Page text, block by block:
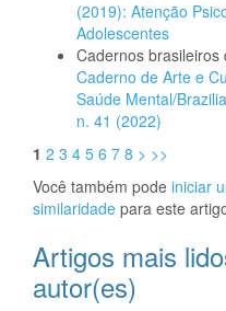
(2019): Atenção
Adolescentes
Cadernos brasileiros
Caderno de Arte e
Saúde Mental/
n. 41 (2022)
1 2 3 4 5 6 7 8 > >>
Você também pode iniciar
similaridade para este
Artigos mais
autor(es)